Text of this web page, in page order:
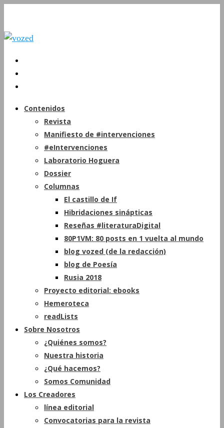
Contenidos
Revista
Manifiesto de #intervenciones
#eIntervenciones
Laboratorio Hoguera
Dossier
Columnas
El castillo de If
Hibridaciones sinápticas
Reseñas #literaturaDigital
80P1VM: 80 posts en 1 vuelta al mundo
blog vozed (de la redacción)
blog de Poesía
Rusia 2018
Proyecto editorial: ebooks
Hemeroteca
readLists
Sobre Nosotros
¿Quiénes somos?
Nuestra historia
¿Qué hacemos?
Somos Comunidad
Los Creadores
línea editorial
Convocatorias para la revista